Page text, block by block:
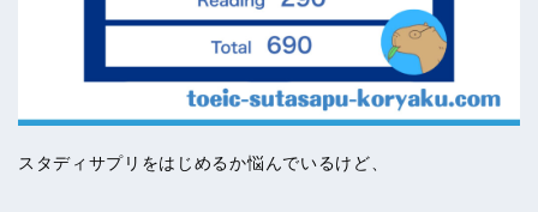
スタディサプリをはじめるか悩んでいるけど、